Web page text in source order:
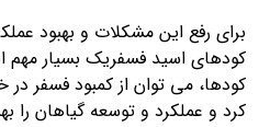
برای رفع این مشکلات و بهبود
کودهای اسید فسفریک بسیار مهم
کودها، می توان از کمبود فسفر
کرد و عملکرد و توسعه گیاهان را